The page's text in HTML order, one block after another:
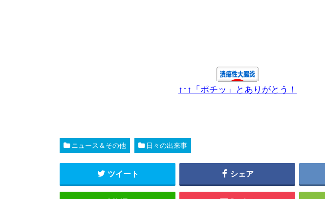
↑↑↑「ポチッ」とありがとう！
ニュース＆その他 日々の出来事
ツイート シェア